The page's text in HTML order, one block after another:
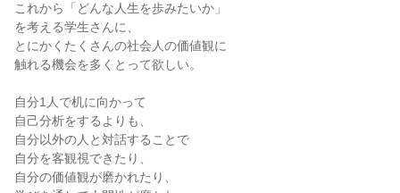
これから「どんな人生を歩みたいか」
を考える学生さんに、
とにかくたくさんの社会人の価値観に
触れる機会を多くとって欲しい。
自分1人で机に向かって
自己分析をするよりも、
自分以外の人と対話することで
自分を客観視できたり、
自分の価値観が磨かれたり、